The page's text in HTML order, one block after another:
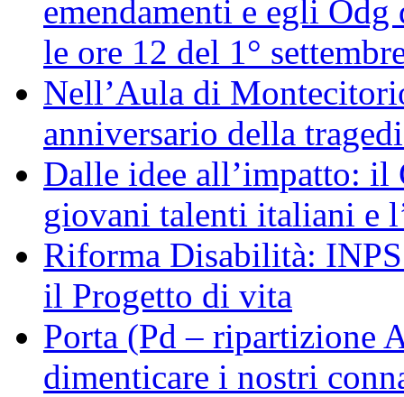
emendamenti e egli Odg
le ore 12 del 1°
Nell’Aula di
anniversario della
Dalle idee all’impatto: il
giovani talenti italiani e
Riforma Disabilità:
il Progetto di vita
Porta (Pd – ripartizione
dimenticare i nostri